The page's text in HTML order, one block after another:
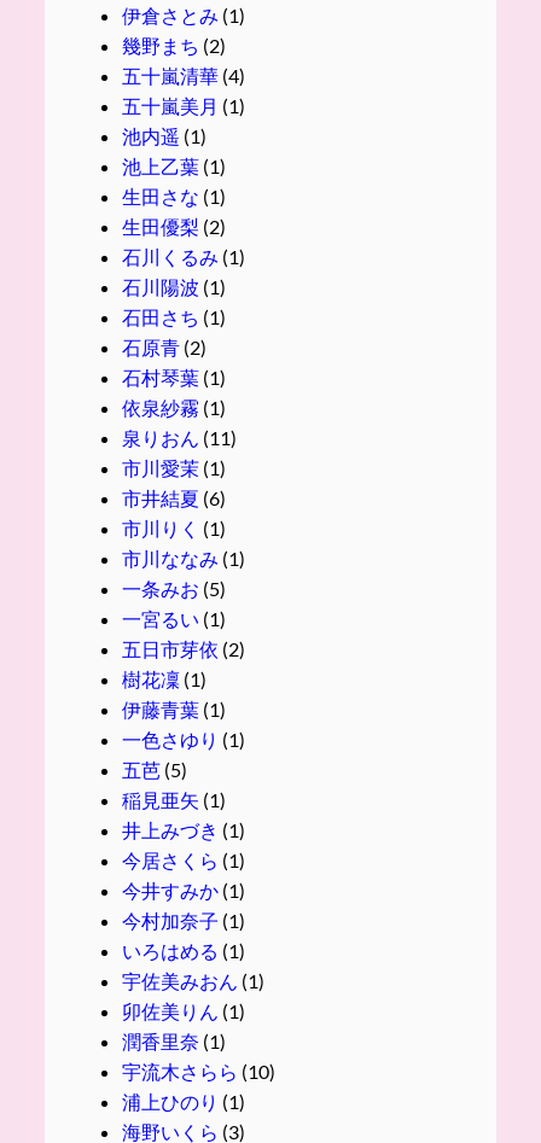
伊倉さとみ (1)
幾野まち (2)
五十嵐清華(4)
五十嵐美月 (1)
池内遥 (1)
池上乙葉(1)
生田さな (1)
生田優梨 (2)
石川くるみ (1)
石川陽波 (1)
石田さち (1)
石原青(2)
石村琴葉(1)
依泉紗霧 (1)
泉りおん (11)
市川愛茉(1)
市井結夏 (6)
市川りく (1)
市川ななみ (1)
一条みお (5)
一宮るい (1)
五日市芽依 (2)
樹花凜(1)
伊藤青葉(1)
一色さゆり (1)
五芭(5)
稲見亜矢 (1)
井上みづき (1)
今居さくら (1)
今井すみか(1)
今村加奈子 (1)
いろはめる (1)
宇佐美みおん (1)
卯佐美りん (1)
潤香里奈 (1)
宇流木さらら (10)
浦上ひのり (1)
海野いくら (3)